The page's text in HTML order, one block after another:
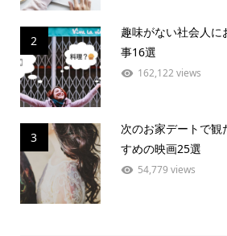
2
趣味がない社会人
事16選
162,122 views
3
次のお家デートで観
すめの映画25選
54,779 views